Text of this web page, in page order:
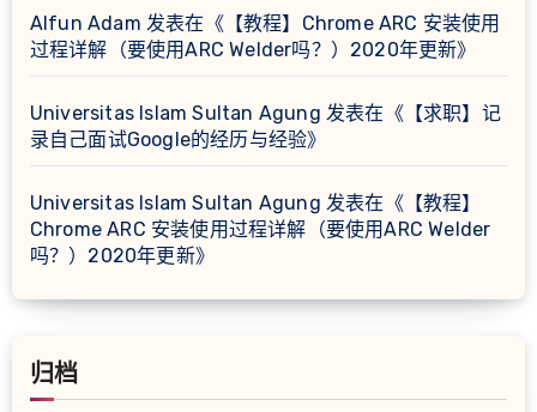
Alfun Adam 发表在《 【教程】Chrome ARC 安装使用
过程详解（要使用ARC Welder吗？）2020年更新》
Universitas Islam Sultan Agung 发表在《 【求职】记
录自己面试Google的经历与经验》
Universitas Islam Sultan Agung 发表在《 【教程】
Chrome ARC 安装使用过程详解（要使用ARC Welder
吗？）2020年更新》
归档